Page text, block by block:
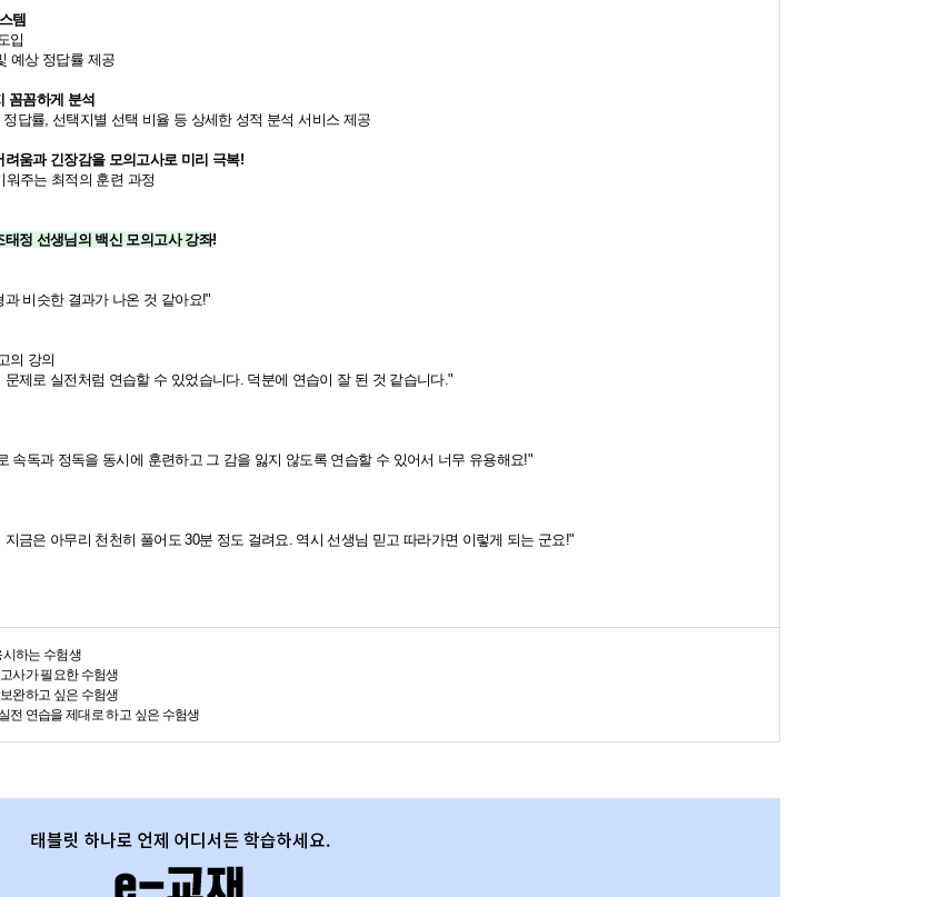
템
입
예상 정답률 제공
꼼꼼하게 분석
답률, 선택지별 선택 비율 등 상세한 성적 분석 서비스 제공
려움과 긴장감을 모의고사로 미리 극복!
주는 최적의 훈련 과정
정 선생님의 백신 모의고사 강좌!
비슷한 결과가 나온 것 같아요!"
의 강의
제로 실전처럼 연습할 수 있었습니다. 덕분에 연습이 잘 된 것 같습니다."
속독과 정독을 동시에 훈련하고 그 감을 잃지 않도록 연습할 수 있어서 너무 유용해요!"
금은 아무리 천천히 풀어도 30분 정도 걸려요. 역시 선생님 믿고 따라가면 이렇게 되는 군요!"
하는 수험생
사가 필요한 수험생
완하고 싶은 수험생
전 연습을 제대로 하고 싶은 수험생